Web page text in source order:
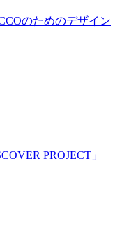
のためのデザイン
PROJECT」